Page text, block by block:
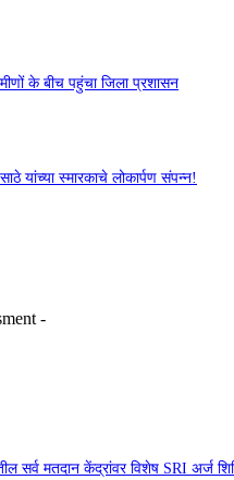
के बीच पहुंचा जिला प्रशासन
यांच्या स्मारकाचे लोकार्पण संपन्न!
-
सर्व मतदान केंद्रांवर विशेष SRI अर्ज